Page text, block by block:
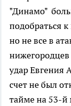
"Динамо"
подобраться
но не все в
удар Евгения
счет не был
тайме на 53-й